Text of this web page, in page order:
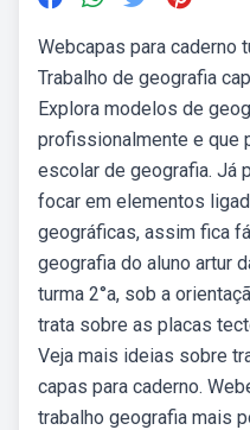
Webcapas para caderno
Trabalho de geografia
Explora modelos de
profissionalmente e que
escolar de geografia. Já
focar em elementos
geográficas, assim fica
geografia do aluno artur
turma 2°a, sob a
trata sobre as placas
Veja mais ideias sobre
capas para caderno.
trabalho geografia mais